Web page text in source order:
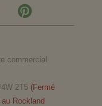
i
n
r
e
s
commercial
2T5 (Fermé
Rockland